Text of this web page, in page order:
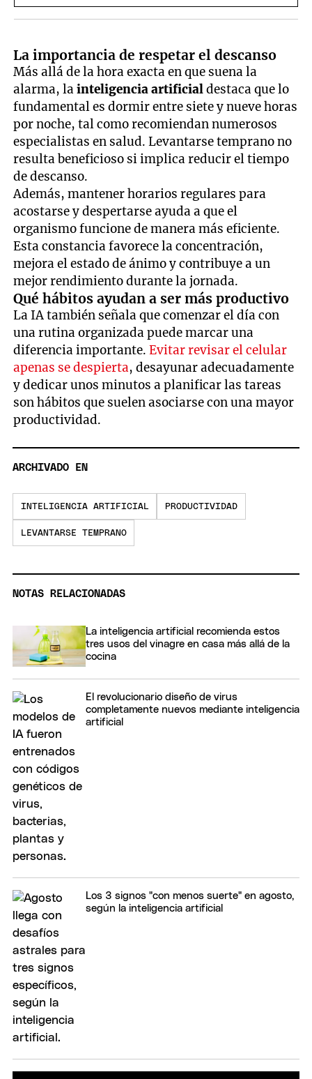
La importancia de respetar el descanso
Más allá de la hora exacta en que suena la
alarma, lainteligencia artificialdestaca que lo
fundamental es dormir entre siete y nueve horas
por noche, tal como recomiendan numerosos
especialistas en salud. Levantarse temprano no
resulta beneficioso si implica reducir el tiempo
de descanso.
Además, mantener horarios regulares para
acostarse y despertarse ayuda a que el
organismo funcione de manera más eficiente.
Esta constancia favorece la concentración,
mejora el estado de ánimo y contribuye a un
mejor rendimiento durante la jornada.
Qué hábitos ayudan a ser más productivo
La IA también señala que comenzar el día con
una rutina organizada puede marcar una
diferencia importante.Evitar revisar el celular
apenas se despierta, desayunar adecuadamente
y dedicar unos minutos a planificar las tareas
son hábitos que suelen asociarse con una mayor
productividad.
ARCHIVADO EN
INTELIGENCIA ARTIFICIAL PRODUCTIVIDAD
LEVANTARSE TEMPRANO
NOTAS RELACIONADAS
La inteligencia artificial recomienda estos
tres usos del vinagre en casa más allá de la
cocina
El revolucionario diseño de virus
completamente nuevos mediante inteligencia
artificial
Los 3 signos "con menos suerte" en agosto,
según la inteligencia artificial